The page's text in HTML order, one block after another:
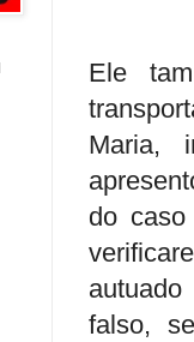
Ele
Maria,
do
falso,